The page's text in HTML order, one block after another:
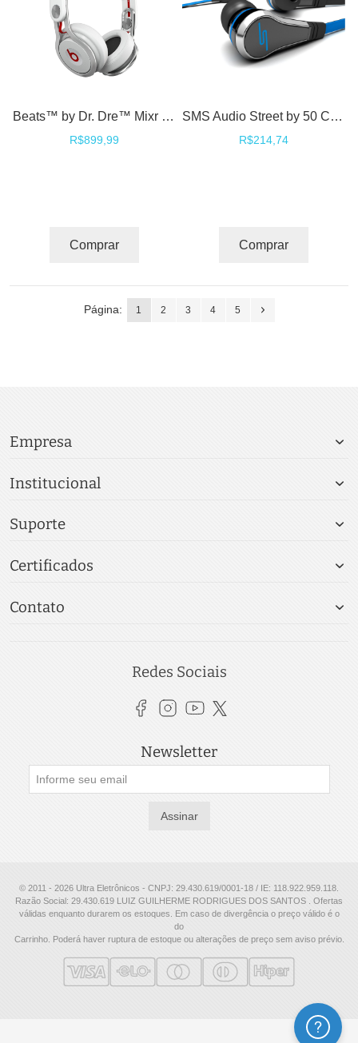
Beats™ by Dr. Dre™ Mixr David Guetta Edition DJ Fones Headphones On ear - White
R$899,99
Comprar
SMS Audio Street by 50 Cent In-Ear Wired Fone de Ouvido - Black
R$214,74
Comprar
Página: 1 2 3 4 5
Empresa
Institucional
Suporte
Certificados
Contato
Redes Sociais
Newsletter
Assinar
© 2011 - 2026 Ultra Eletrônicos - CNPJ: 29.430.619/0001-18 / IE: 118.922.959.118.
Razão Social: 29.430.619 LUIZ GUILHERME RODRIGUES DOS SANTOS . Ofertas
válidas enquanto durarem os estoques. Em caso de divergência o preço válido é o
do
Carrinho. Poderá haver ruptura de estoque ou alterações de preço sem aviso prévio.
Ajuda